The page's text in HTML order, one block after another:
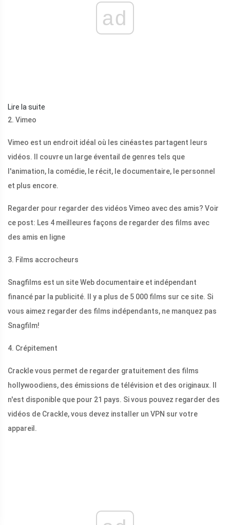
ad
Lire la suite
2. Vimeo
Vimeo est un endroit idéal où les cinéastes partagent leurs
vidéos. Il couvre un large éventail de genres tels que
l'animation, la comédie, le récit, le documentaire, le personnel
et plus encore.
Regarder pour regarder des vidéos Vimeo avec des amis? Voir
ce post: Les 4 meilleures façons de regarder des films avec
des amis en ligne
3. Films accrocheurs
Snagfilms est un site Web documentaire et indépendant
financé par la publicité. Il y a plus de 5 000 films sur ce site. Si
vous aimez regarder des films indépendants, ne manquez pas
Snagfilm!
4. Crépitement
Crackle vous permet de regarder gratuitement des films
hollywoodiens, des émissions de télévision et des originaux. Il
n'est disponible que pour 21 pays. Si vous pouvez regarder des
vidéos de Crackle, vous devez installer un VPN sur votre
appareil.